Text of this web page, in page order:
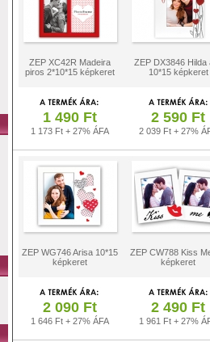
ZEP XC42R Madeira
piros 2*10*15 képkeret
ZEP DX3846 Hilda
10*15 képkeret
1 490 Ft
1 173 Ft + 27% ÁFA
2 590 Ft
2 039 Ft + 27%
ZEP WG746 Arisa 10*15
képkeret
ZEP CW788 Kiss
képkeret
2 090 Ft
1 646 Ft + 27% ÁFA
2 490 Ft
1 961 Ft + 27%